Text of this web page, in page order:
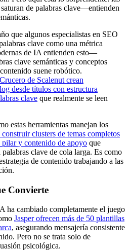
de palabras clave—entienden
que algunos especialistas en SEO
clave como una métrica
de IA entienden esto—
clave semánticas y conceptos
suene robótico.
de Scalenut crean
desde títulos con estructura
clave que realmente se leen
estas herramientas manejan los
construir clusters de temas completos
pilar y contenido de apoyo que
clave de cola larga. Es como
de contenido trabajando a las
Convierte
cambiado completamente el juego
Jasper ofrecen más de 50 plantillas
, asegurando mensajería consistente
Pero no se trata solo de
psicológica.